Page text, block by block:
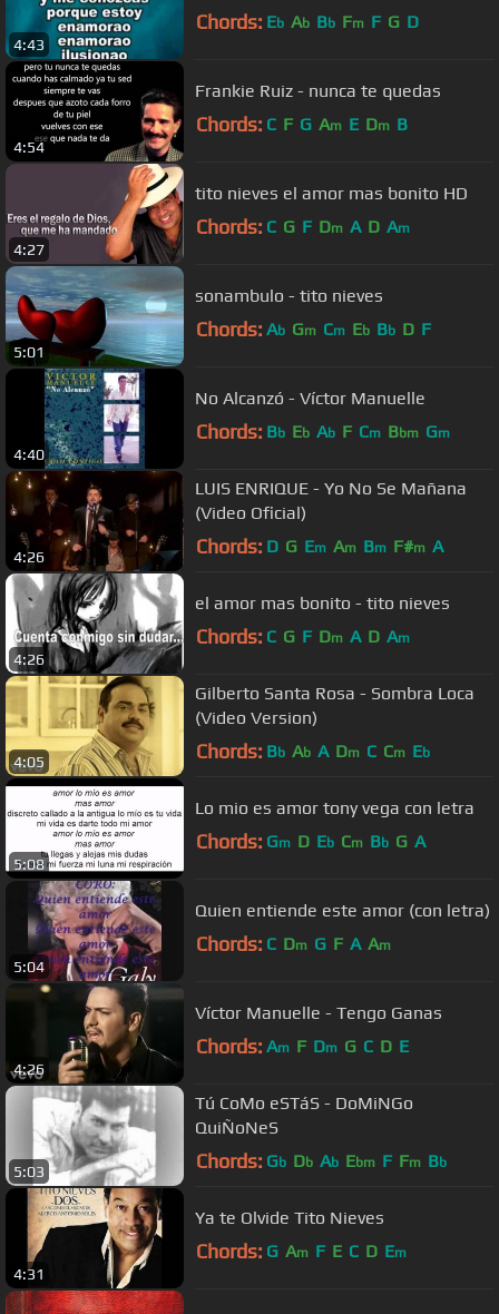
4:43
Chords: Eb Ab Bb Fm F G D
4:54
Frankie Ruiz - nunca te quedas
Chords: C F G Am E Dm B
4:27
tito nieves el amor mas bonito HD
Chords: C G F Dm A D Am
5:01
sonambulo - tito nieves
Chords: Ab Gm Cm Eb Bb D F
4:40
No Alcanzó - Víctor Manuelle
Chords: Bb Eb Ab F Cm Bbm Gm
4:26
LUIS ENRIQUE - Yo No Se Mañana
(Video Oficial)
Chords: D G Em Am Bm F#m A
4:26
el amor mas bonito - tito nieves
Chords: C G F Dm A D Am
4:05
Gilberto Santa Rosa - Sombra Loca
(Video Version)
Chords: Bb Ab A Dm C Cm Eb
5:08
Lo mio es amor tony vega con letra
Chords: Gm D Eb Cm Bb G A
5:04
Quien entiende este amor (con letra)
Chords: C Dm G F A Am
4:26
Víctor Manuelle - Tengo Ganas
Chords: Am F Dm G C D E
5:03
Tú CoMo eSTáS - DoMiNGo
QuiÑoNeS
Chords: Gb Db Ab Ebm F Fm Bb
4:31
Ya te Olvide Tito Nieves
Chords: G Am F E C D Em